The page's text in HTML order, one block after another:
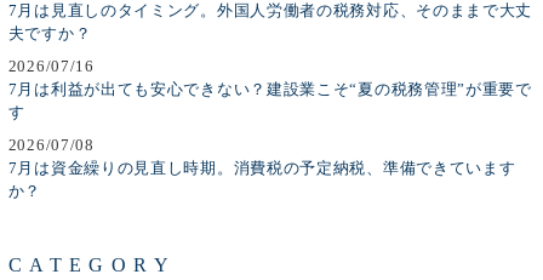
7月は見直しのタイミング。外国人労働者の税務対応、そのままで大丈
夫ですか？
2026/07/16
7月は利益が出ても安心できない？建設業こそ“夏の税務管理”が重要で
す
2026/07/08
7月は資金繰りの見直し時期。消費税の予定納税、準備できています
か？
CATEGORY